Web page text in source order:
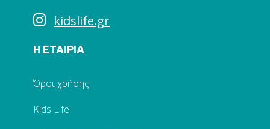
kidslife.gr
Η ΕΤΑΙΡΙΑ
Όροι χρήσης
Kids Life